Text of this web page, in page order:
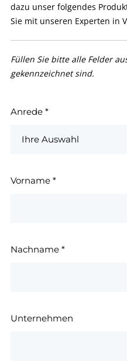
dazu unser folgendes
Sie mit unseren Experten in
Füllen Sie bitte alle Felder
gekennzeichnet sind.
Anrede *
Vorname *
Nachname *
Unternehmen